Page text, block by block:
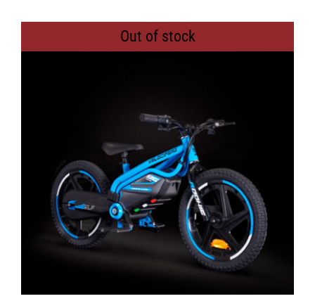
Out of stock